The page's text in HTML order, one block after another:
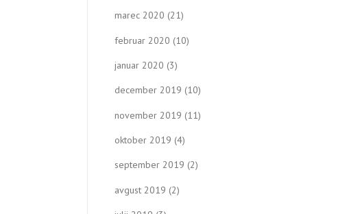
marec 2020 (21)
februar 2020 (10)
januar 2020 (3)
december 2019 (10)
november 2019 (11)
oktober 2019 (4)
september 2019 (2)
avgust 2019 (2)